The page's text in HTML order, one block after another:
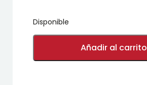
Disponible
LAS
DEL
Añadir al carrito